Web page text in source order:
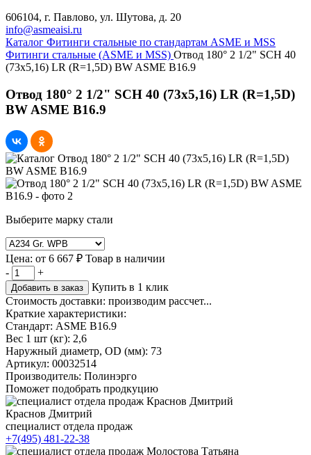
606104, г. Павлово, ул. Шутова, д. 20
info@asmeaisi.ru
Каталог Фитинги стальные по стандартам ASME и MSS
Фитинги стальные (ASME и MSS) Отвод 180° 2 1/2" SCH 40
(73х5,16) LR (R=1,5D) BW ASME B16.9
Отвод 180° 2 1/2" SCH 40 (73х5,16) LR (R=1,5D)
BW ASME B16.9
Выберите марку стали
Цена: от 6 667 ₽ Товар в наличии
-
+
Добавить в заказ
Купить в 1 клик
Стоимость доставки: производим рассчет...
Краткие характеристики:
Стандарт: ASME B16.9
Вес 1 шт (кг): 2,6
Наружный диаметр, OD (мм): 73
Артикул: 00032514
Производитель: Полинэрго
Поможет подобрать продкуцию
Краснов Дмитрий
специалист отдела продаж
+7(495) 481-22-38